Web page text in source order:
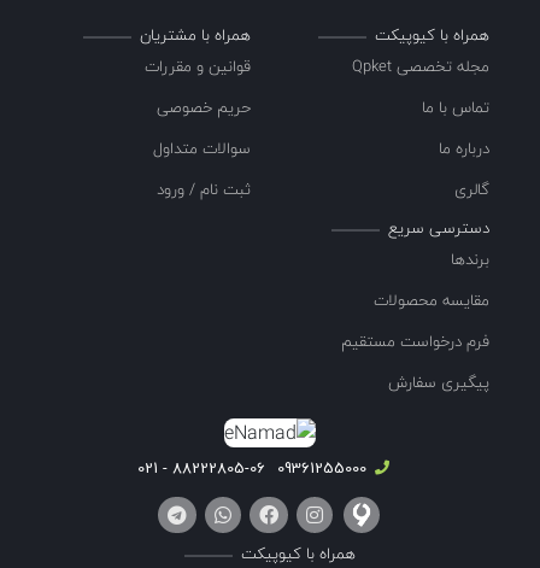
گرفت.
از ویژگی های دیگر این چاقوها ایمن بودن آنهاست. جهت ارتقا
blade retraction) طراحی می شوند. به طوری که پس از رها کردن
شستی، تیغه به طور خودکار در داخل بدنه پنهان می شود.
در این کاترها، تیغه قابلیت قفل شدن در اندازه های مختلف را دارد.
یکی دیگر از مزایای این کاترها طراحی ارگونومیک آنها است. این
موارد استفاده کاتر چاقویی
کاتر ایمن چاقویی یک کاتر فنری با تیغه خود جمع شونده است که
عمدتا برای باز کردن جعبه ها و بسته بندی استفاده می شود.
چاقوهای ایمنی که در صنایع مختلف مورد استفاده قرار می گیرند،
همراه با کیوپیکت
مجله تخصصی Qpket
تماس با ما
درباره ما
گالری
همراه با مشتریان
قوانین و مقررات
حریم خصوصی
سوالات متداول
ثبت نام / ورود
دسترسی سریع
برندها
مقایسه محصولات
فرم درخواست مستقیم
پیگیری سفارش
09361255000
88222805-06 - 021
همراه با کیوپیکت